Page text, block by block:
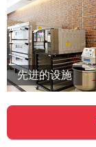
先进的设施